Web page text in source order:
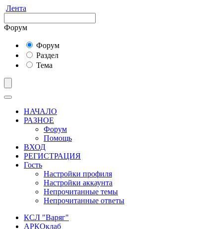
Лента
Форум
Форум
Раздел
Тема
НАЧАЛО
РАЗНОЕ
Форум
Помощь
ВХОД
РЕГИСТРАЦИЯ
Гость
Настройки профиля
Настройки аккаунта
Непрочитанные темы
Непрочитанные ответы
КСЛ "Варяг"
АРКОклаб